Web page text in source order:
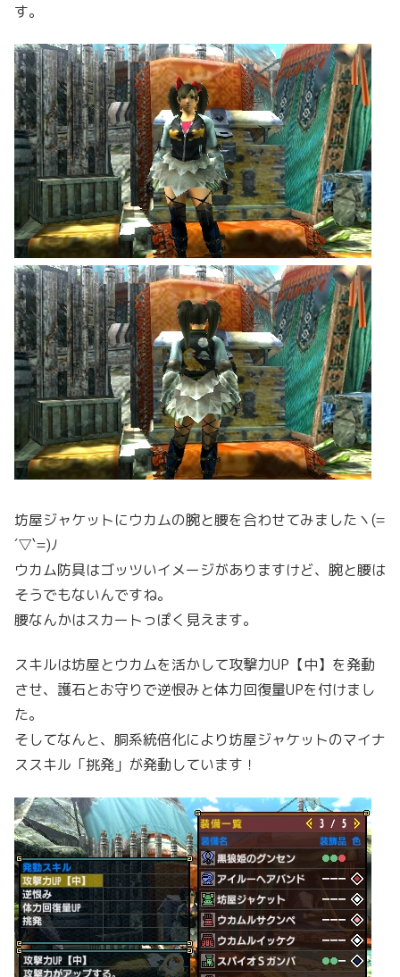
す。
坊屋ジャケットにウカムの腕と腰を合わせてみましたヽ(=
´▽`=)ﾉ
ウカム防具はゴッツいイメージがありますけど、腕と腰は
そうでもないんですね。
腰なんかはスカートっぽく見えます。
スキルは坊屋とウカムを活かして攻撃力UP【中】を発動
させ、護石とお守りで逆恨みと体力回復量UPを付けまし
た。
そしてなんと、胴系統倍化により坊屋ジャケットのマイナ
ススキル「挑発」が発動しています！